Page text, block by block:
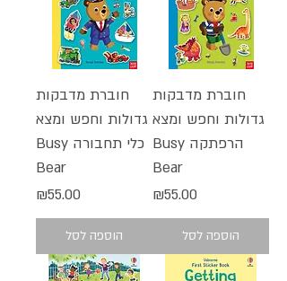
חוברת מדבקות
גדולות וחפש ומצא
הרפתקה Busy
Bear
מחיר
₪55.00
הוספה לסל
חוברת מדבקות
גדולות וחפש ומצא
כלי תחבורה Busy
Bear
מחיר
₪55.00
הוספה לסל